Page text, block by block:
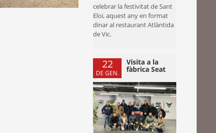
celebrar la festivitat de Sant
Eloi, aquest any en format
dinar al restaurant Atlàntida
de Vic.
22
DE GEN.
Visita a la
fàbrica Seat